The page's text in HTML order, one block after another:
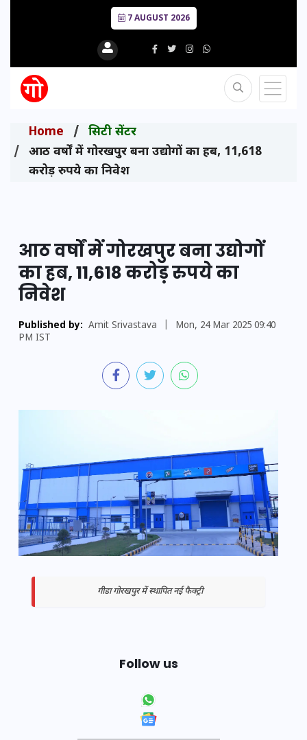
7 AUGUST 2026
Home
सिटी सेंटर
आठ वर्षों में गोरखपुर बना उद्योगों का हब, 11,618
करोड़ रुपये का निवेश
आठ वर्षों में गोरखपुर बना उद्योगों
का हब, 11,618 करोड़ रुपये का
निवेश
Published by: Amit Srivastava
Mon, 24 Mar 2025 09:40
PM IST
गीडा गोरखपुर में स्थापित नई फैक्ट्री
Follow us